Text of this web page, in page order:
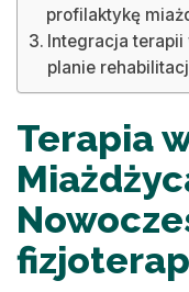
profilaktykę
Integracja
planie
Terapia